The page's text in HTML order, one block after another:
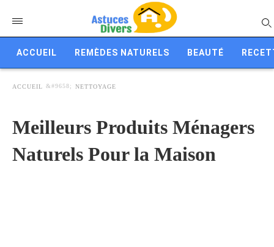
ACCUEIL REMÈDES NATURELS BEAUTÉ
ACCUEIL NETTOYAGE
Meilleurs Produits Ménagers
Naturels Pour la Maison